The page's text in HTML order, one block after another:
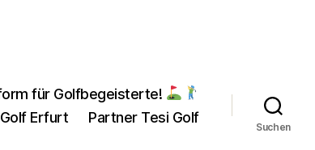
für Golfbegeisterte!
Erfurt
Partner Tesi Golf
Suchen